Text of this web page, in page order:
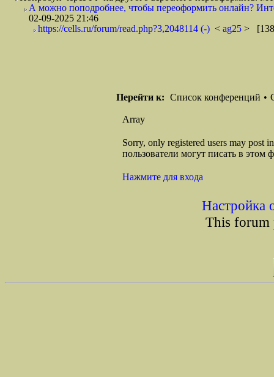
А можно поподробнее, чтобы переоформить онлайн?
02-09-2025 21:46
https://cells.ru/forum/read.php?3,2048114 (-) < ag25 >
Перейти к: Список конференций •
Array
Sorry, only registered users may post
пользователи могут писать в этом
Нажмите для входа
Настройка
This